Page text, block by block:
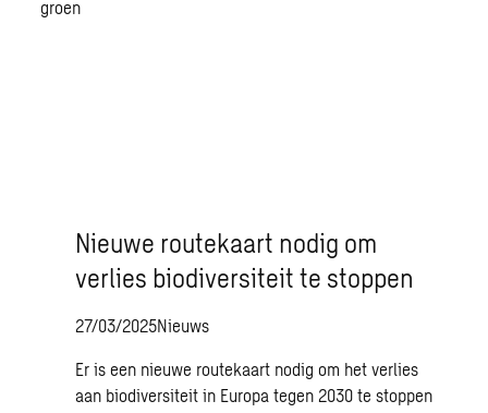
Nieuwe routekaart nodig om
verlies biodiversiteit te stoppen
27/03/2025Nieuws
Er is een nieuwe routekaart nodig om het verlies
aan biodiversiteit in Europa tegen 2030 te stoppen